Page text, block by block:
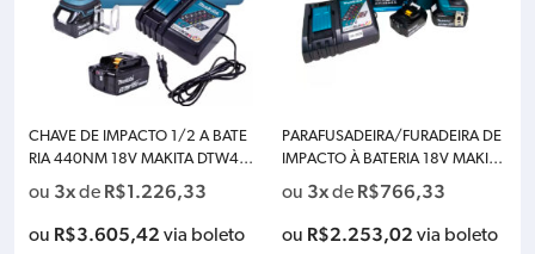
CHAVE DE IMPACTO 1/2 A BATE
RIA 440NM 18V MAKITA DTW45
0RFE – COM 02 BATERIAS 3.0A
H, CARREGADOR BIVOLT, GANC
HO E MALETA
ou 3xde R$1.226,33
ou R$3.605,42 via boleto
PARAFUSADEIRA/FURADEIRA DE
IMPACTO À BATERIA 18V MAKITA
DHP482SY – COM 01 BATERIA 1.
5AH E CARREGADOR BIVOLT
ou 3xde R$766,33
ou R$2.253,02 via boleto